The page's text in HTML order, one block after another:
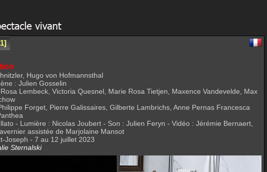
Hugo von Hofmannsthal
: Julien Gosselin
Lembeck, Victoria Quesnel, Marie Rosa Tietjen, Maxence Vandevelde, Max
Forget, Pierre Galissaires, Gilberte Lambrichs, Anne Pernas Francesca
- Lumière : Nicolas Joubert - Son : Julien Feryn - Vidéo : Jérémie Bernaert,
assistée de Marjolaine Mansot
Joseph - 7 au 12 juillet 2023
Sternalski